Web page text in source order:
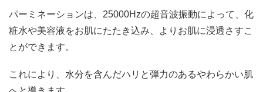
パーミネーションは、25000Hzの超音波振動によって、化
粧水や美容液をお肌にたたき込み、よりお肌に浸透さすこ
とができます。
これにより、水分を含んだハリと弾力のあるやわらかい肌